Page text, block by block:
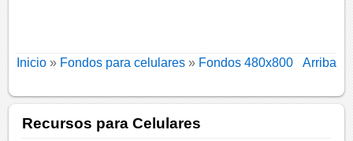
Inicio » Fondos para celulares » Fondos 480x800 Arriba
Recursos para Celulares